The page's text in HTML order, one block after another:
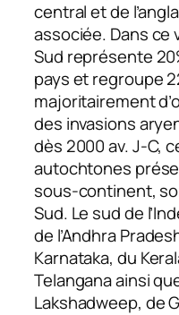
central et de
associée. Dans ce
Sud représente
pays et regroupe
majoritairement
des invasions
dès 2000 av. J-C,
autochtones
sous-continent,
Sud. Le sud de
de l’Andhra
Karnataka, du
Telangana ainsi
Lakshadweep, de